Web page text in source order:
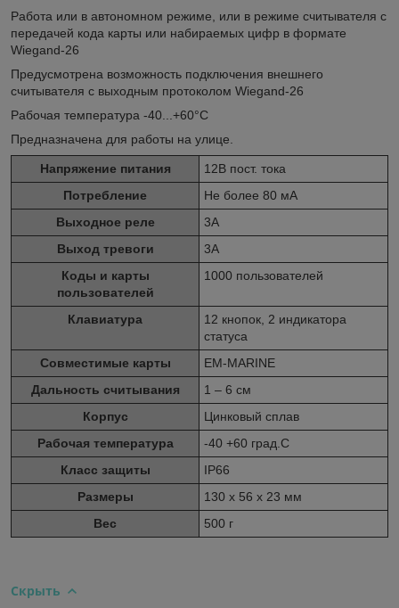
Работа или в автономном режиме, или в режиме считывателя с
передачей кода карты или набираемых цифр в формате
Wiegand-26
Предусмотрена возможность подключения внешнего
считывателя с выходным протоколом Wiegand-26
Рабочая температура -40...+60°С
Предназначена для работы на улице.
Напряжение питания
12В пост. тока
Потребление
Не более 80 мА
Выходное реле
3А
Выход тревоги
3А
Коды и карты
пользователей
1000 пользователей
Клавиатура
12 кнопок, 2 индикатора
статуса
Совместимые карты
EM-MARINE
Дальность считывания
1 – 6 см
Корпус
Цинковый сплав
Рабочая температура
-40 +60 град.С
Класс защиты
IP66
Размеры
130 х 56 х 23 мм
Вес
500 г
Скрыть